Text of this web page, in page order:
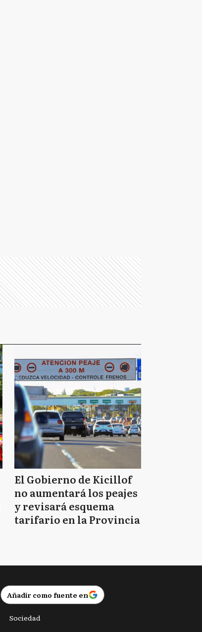
El Gobierno de Kicillof
no aumentará los peajes
y revisará esquema
tarifario en la Provincia
Añadir como fuente en
Sociedad